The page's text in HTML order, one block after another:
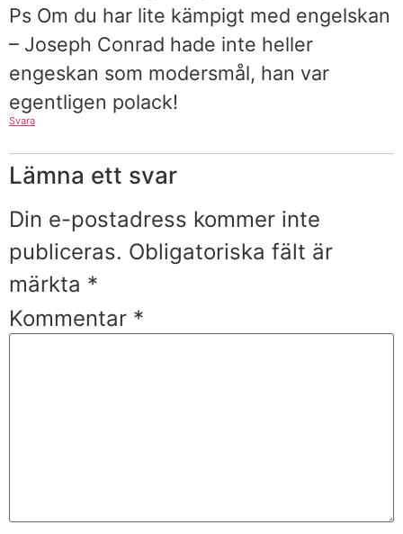
Ps Om du har lite kämpigt med engelskan
– Joseph Conrad hade inte heller
engeskan som modersmål, han var
egentligen polack!
Svara
Lämna ett svar
Din e-postadress kommer inte
publiceras. Obligatoriska fält är
märkta *
Kommentar *